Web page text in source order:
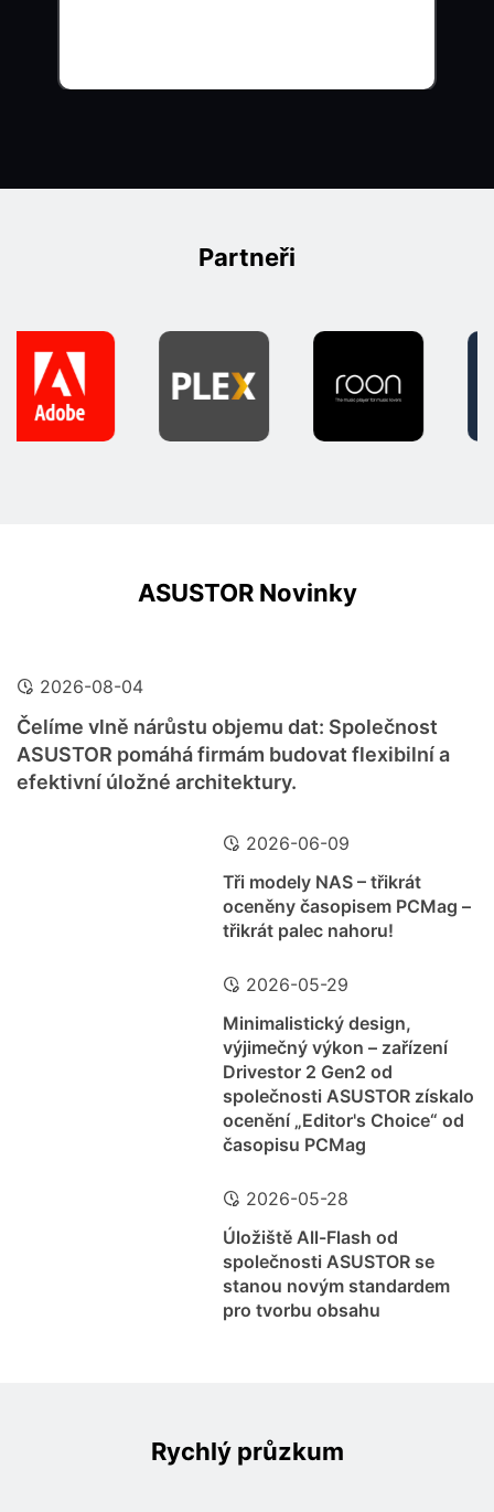
Partneři
ASUSTOR Novinky
2026-08-04
Čelíme vlně nárůstu objemu dat: Společnost
ASUSTOR pomáhá firmám budovat flexibilní a
efektivní úložné architektury.
2026-06-09
Tři modely NAS – třikrát
oceněny časopisem PCMag –
třikrát palec nahoru!
2026-05-29
Minimalistický design,
výjimečný výkon – zařízení
Drivestor 2 Gen2 od
společnosti ASUSTOR získalo
ocenění „Editor's Choice“ od
časopisu PCMag
2026-05-28
Úložiště All-Flash od
společnosti ASUSTOR se
stanou novým standardem
pro tvorbu obsahu
Rychlý průzkum